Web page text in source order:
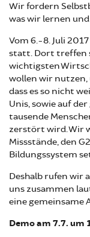
Wir fordern
was wir lernen
Vom 6.-8. Juli
statt. Dort treffen
wichtigsten
wollen wir nutzen,
dass es so nicht
Unis, sowie auf
tausende
zerstört wird. Wir
Missstände, den
Bildungssystem
Deshalb rufen wir
uns zusammen
eine gemeinsame
Demo am 7.7. um